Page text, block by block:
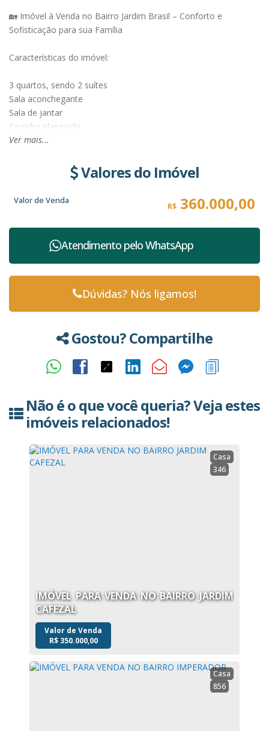
🏡 Imóvel à Venda no Bairro Jardim Brasil – Conforto e
Sofisticação para sua Família
Características do imóvel:
3 quartos, sendo 2 suítes
Sala aconchegante
Sala de jantar
Cozinha planejada
Garagem para 2 carros
💰 R$360.000,00
📞 Entre em contato com a corretora e agende sua visita:
Imobiliária Corretor Online – CRECI: 27343 J
👩‍💼 Luana Pinheiro – CRECI: 324037 F
Ver mais...
Valores do Imóvel
R$ 360.000,00
Valor de Venda
Atendimento peloWhatsApp
Dúvidas? Nós ligamos!
Gostou? Compartilhe
Não é o que você queria? Veja estes
imóveis relacionados!
IMÓVEL PARA VENDA NO BAIRRO JARDIM
CAFEZAL
346
Casa
R$350.000,00
Valor de Venda
856
Casa